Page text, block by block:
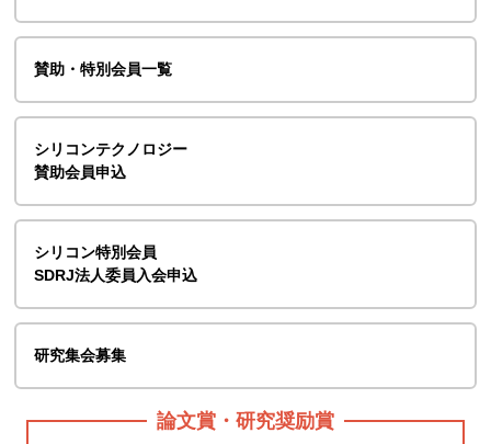
賛助・特別会員一覧
シリコンテクノロジー
賛助会員申込
シリコン特別会員
SDRJ法人委員入会申込
研究集会募集
論文賞・研究奨励賞